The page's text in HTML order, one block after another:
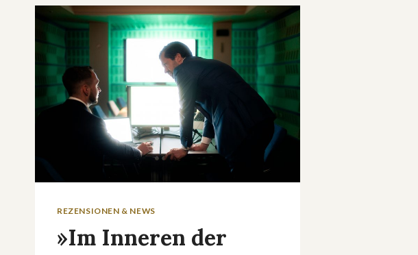
REZENSIONEN & NEWS
»Im Inneren der